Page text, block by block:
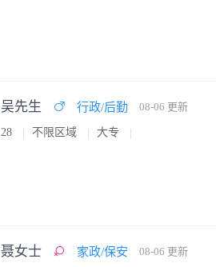
吴先生 行政/后勤 08-06 更新
28 不限区域 大专
聂女士 家政/保安 08-06 更新